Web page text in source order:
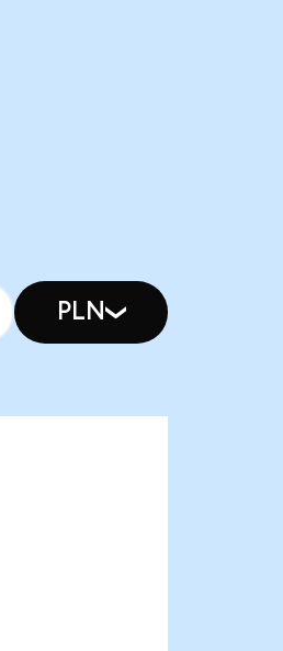
PLN